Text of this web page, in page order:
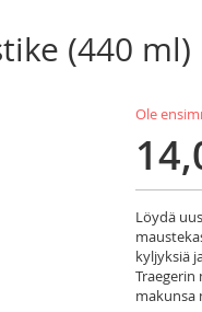
(440 ml)
Ole
Löydä
kyljyksiä
makunsa